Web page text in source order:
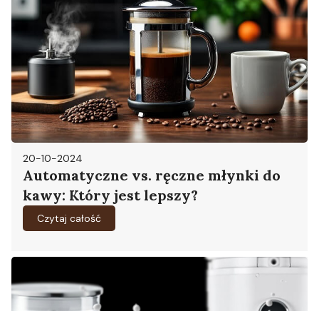
20-10-2024
Automatyczne vs. ręczne młynki do
kawy: Który jest lepszy?
Czytaj całość